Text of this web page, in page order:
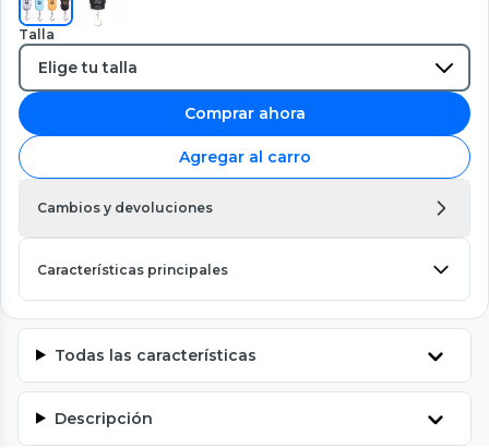
Talla
Comprar ahora
Agregar al carro
Cambios y devoluciones
Características principales
Todas las características
Descripción